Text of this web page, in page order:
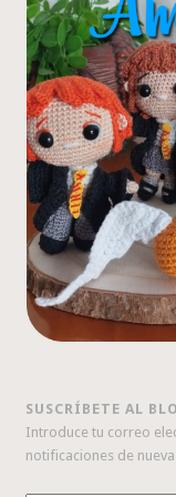
SUSCRÍBETE AL
Introduce tu correo
notificaciones de